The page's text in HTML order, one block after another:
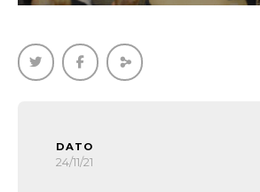
DATO
24/11/21